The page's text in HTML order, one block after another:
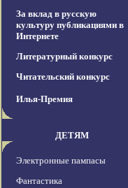
За вклад в русскую
культуру публикациями в
Интернете
Литературный конкурс
Читательский конкурс
Илья-Премия
ДЕТЯМ
Электронные пампасы
Фантастика